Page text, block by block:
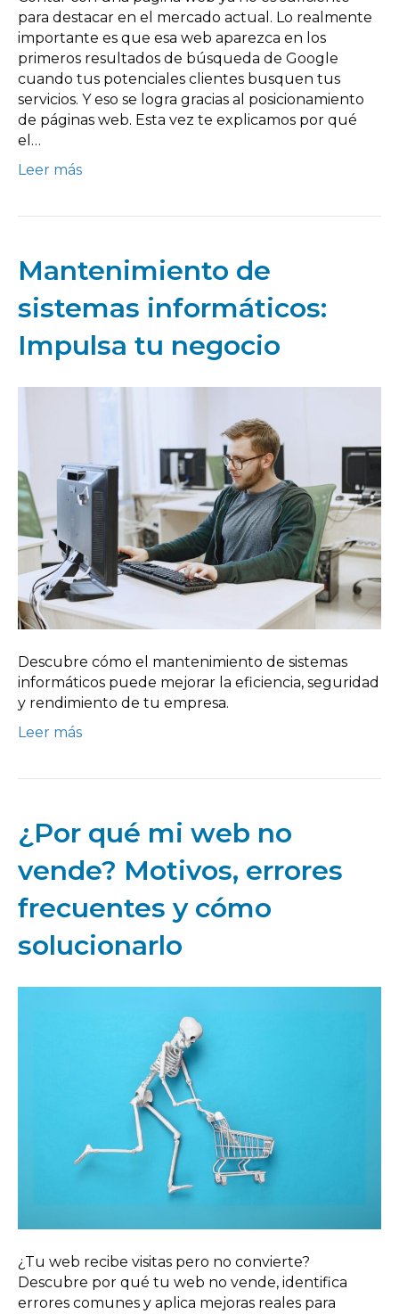
para destacar en el mercado actual. Lo realmente
importante es que esa web aparezca en los
primeros resultados de búsqueda de Google
cuando tus potenciales clientes busquen tus
servicios. Y eso se logra gracias al posicionamiento
de páginas web. Esta vez te explicamos por qué
el…
Leer más
Mantenimiento de
sistemas informáticos:
Impulsa tu negocio
Descubre cómo el mantenimiento de sistemas
informáticos puede mejorar la eficiencia, seguridad
y rendimiento de tu empresa.
Leer más
¿Por qué mi web no
vende? Motivos, errores
frecuentes y cómo
solucionarlo
¿Tu web recibe visitas pero no convierte?
Descubre por qué tu web no vende, identifica
errores comunes y aplica mejoras reales para